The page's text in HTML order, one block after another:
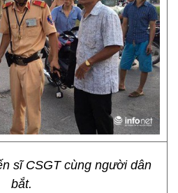
sĩ CSGT cùng người dân
bắt.